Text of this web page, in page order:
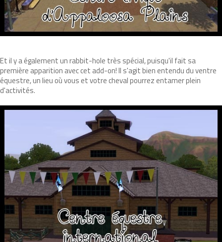
Et il y a également un rabbit-hole très spécial, puisqu'il fait sa
première apparition avec cet add-on! Il s'agit bien entendu du ventre
équestre, un lieu où vous et votre cheval pourrez entamer plein
d'activités.